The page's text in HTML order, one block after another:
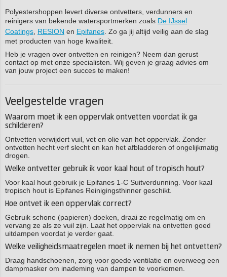
Polyestershoppen levert diverse ontvetters, verdunners en
reinigers van bekende watersportmerken zoals De IJssel
Coatings RESION en Epifanes . Zo ga jij altijd veilig aan de slag
met producten van hoge kwaliteit.
Heb je vragen over ontvetten en reinigen? Neem dan gerust
contact op met onze specialisten. Wij geven je graag advies om
van jouw project een succes te maken!
Veelgestelde vragen
Waarom moet ik een oppervlak ontvetten voordat ik ga
schilderen?
Ontvetten verwijdert vuil, vet en olie van het oppervlak. Zonder
ontvetten hecht verf slecht en kan het afbladderen of ongelijkmatig
drogen.
Welke ontvetter gebruik ik voor kaal hout of tropisch hout?
Voor kaal hout gebruik je Epifanes 1-C Suitverdunning. Voor kaal
tropisch hout is Epifanes Reinigingsthinner geschikt.
Hoe ontvet ik een oppervlak correct?
Gebruik schone (papieren) doeken, draai ze regelmatig om en
vervang ze als ze vuil zijn. Laat het oppervlak na ontvetten goed
uitdampen voordat je verder gaat.
Welke veiligheidsmaatregelen moet ik nemen bij het ontvetten?
Draag handschoenen, zorg voor goede ventilatie en overweeg een
dampmasker om inademing van dampen te voorkomen.